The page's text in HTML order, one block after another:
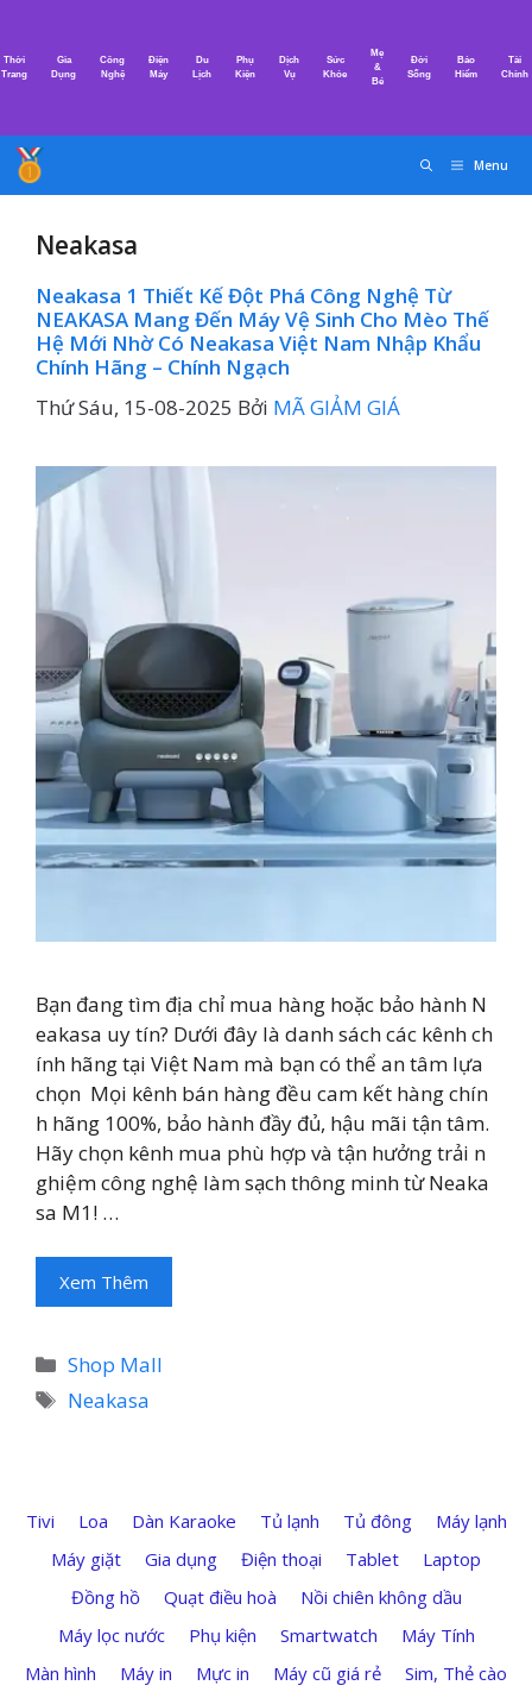
nội
Thời
Trang
Gia
Dụng
Công
Nghệ
Điện
Máy
Du
Lịch
Phụ
Kiện
Dịch
Vụ
Sức
Khỏe
Mẹ
&
Bé
Đời
Sống
Bảo
Hiểm
Tài
Chính
Menu
Neakasa
Neakasa 1 Thiết Kế Đột Phá Công Nghệ Từ
NEAKASA Mang Đến Máy Vệ Sinh Cho Mèo Thế
Hệ Mới Nhờ Có Neakasa Việt Nam Nhập Khẩu
Chính Hãng – Chính Ngạch
Thứ Sáu, 15-08-2025 Bởi MÃ GIẢM GIÁ
Bạn đang tìm địa chỉ mua hàng hoặc bảo hành N
eakasa uy tín? Dưới đây là danh sách các kênh ch
ính hãng tại Việt Nam mà bạn có thể an tâm lựa
chọn Mọi kênh bán hàng đều cam kết hàng chín
h hãng 100%, bảo hành đầy đủ, hậu mãi tận tâm.
Hãy chọn kênh mua phù hợp và tận hưởng trải n
ghiệm công nghệ làm sạch thông minh từ Neaka
sa M1! …
Xem Thêm
Danh
mục
Shop Mall
Thẻ
Neakasa
Tivi Loa Dàn Karaoke Tủ lạnh Tủ đông
Máy lạnh
Máy giặt
Gia dụng Điện thoại Tablet
Laptop
Đồng hồ
Quạt điều hoà
Nồi chiên không dầu
Máy lọc nước
Phụ kiện Smartwatch
Máy Tính
Màn hình
Máy in Mực in Máy cũ giá rẻ
Sim, Thẻ cào